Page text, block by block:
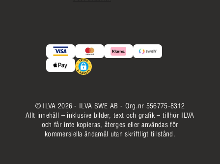
© ILVA 2026 - ILVA SWE AB - Org.nr 556775-8312
Allt innehåll – inklusive bilder, text och grafik – tillhör ILVA
och får inte kopieras, återges eller användas för
kommersiella ändamål utan skriftligt tillstånd.